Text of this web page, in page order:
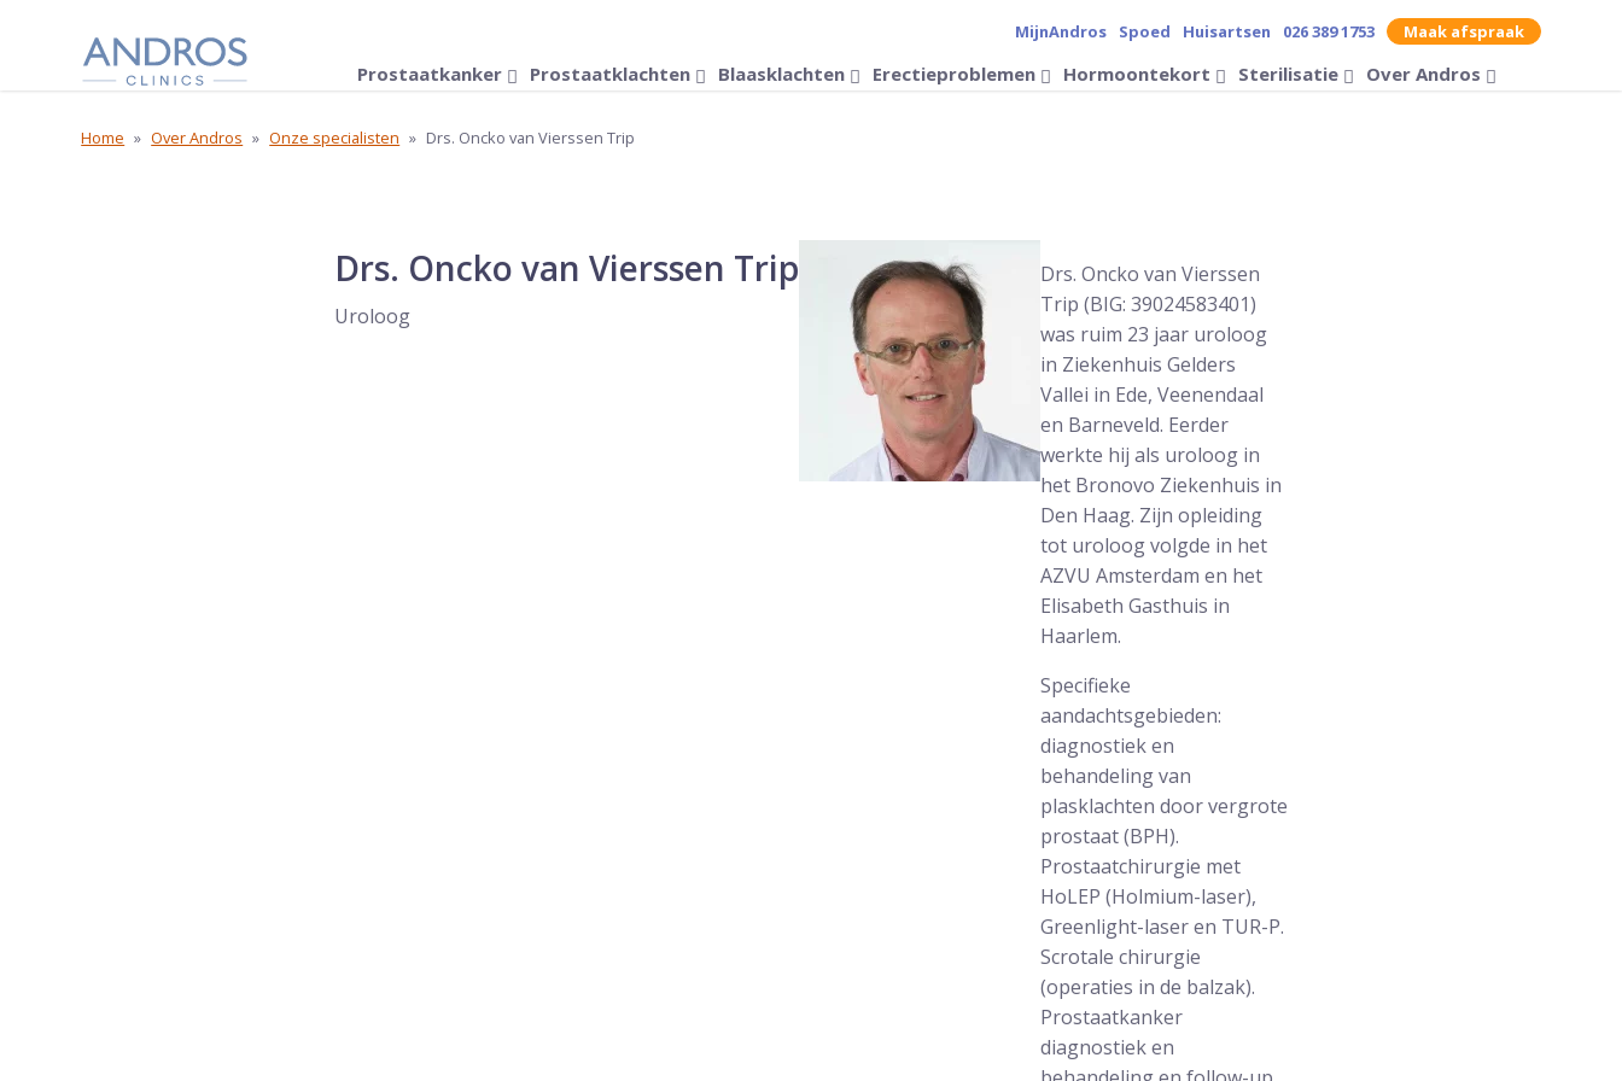
Verander contrast op de website
MijnAndros Spoed Huisartsen 026 389 1753 Maak afspraak
Prostaatkanker Prostaatklachten Blaasklachten Erectieproblemen Hormoontekort Sterilisatie Over Andros
Home » Over Andros » Onze specialisten » Drs. Oncko van Vierssen Trip
Drs. Oncko van Vierssen Trip
Uroloog
Drs. Oncko van Vierssen
Trip (BIG: 39024583401)
was ruim 23 jaar uroloog
in Ziekenhuis Gelders
Vallei in Ede, Veenendaal
en Barneveld. Eerder
werkte hij als uroloog in
het Bronovo Ziekenhuis in
Den Haag. Zijn opleiding
tot uroloog volgde in het
AZVU Amsterdam en het
Elisabeth Gasthuis in
Haarlem.
Specifieke
aandachtsgebieden:
diagnostiek en
behandeling van
plasklachten door vergrote
prostaat (BPH).
Prostaatchirurgie met
HoLEP (Holmium-laser),
Greenlight-laser en TUR-P.
Scrotale chirurgie
(operaties in de balzak).
Prostaatkanker
diagnostiek en